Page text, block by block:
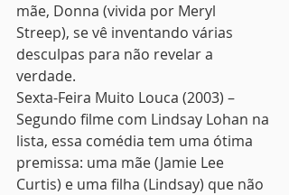
mãe, Donna (vivida por Meryl
Streep), se vê inventando várias
desculpas para não revelar a
verdade.
Sexta-Feira Muito Louca (2003) –
Segundo filme com Lindsay Lohan na
lista, essa comédia tem uma ótima
premissa: uma mãe (Jamie Lee
Curtis) e uma filha (Lindsay) que não